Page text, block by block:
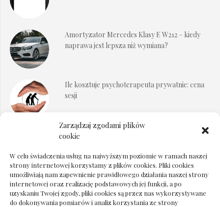
Zarządzaj zgodami plików
cookie
W celu świadczenia usług na najwyższym poziomie w ramach naszej
strony internetowej korzystamy z plików cookies. Pliki cookies
umożliwiają nam zapewnienie prawidłowego działania naszej strony
internetowej oraz realizację podstawowych jej funkcji, a po
uzyskaniu Twojej zgody, pliki cookies są przez nas wykorzystywane
do dokonywania pomiarów i analiz korzystania ze strony
Amortyzator Mercedes Klasy E W212 – kiedy
naprawa jest lepsza niż wymiana?
Ile kosztuje psychoterapeuta prywatnie: cena
sesji
Dokumenty do odbioru przy zmianie biura
Deska podłogowa do salonu: jak wybrać bez
pośpiechu